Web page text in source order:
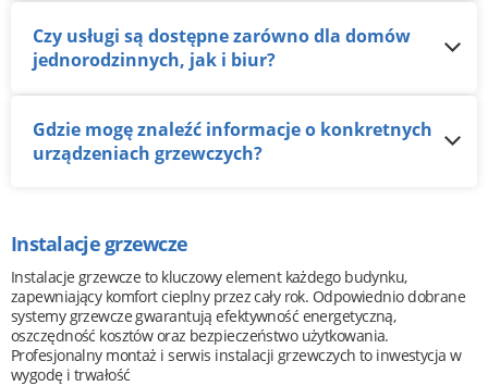
Czy usługi są dostępne zarówno dla domów
jednorodzinnych, jak i biur?
Gdzie mogę znaleźć informacje o konkretnych
urządzeniach grzewczych?
Instalacje grzewcze
Instalacje grzewcze to kluczowy element każdego budynku,
zapewniający komfort cieplny przez cały rok. Odpowiednio dobrane
systemy grzewcze gwarantują efektywność energetyczną,
oszczędność kosztów oraz bezpieczeństwo użytkowania.
Profesjonalny montaż i serwis instalacji grzewczych to inwestycja w
wygodę i trwałość